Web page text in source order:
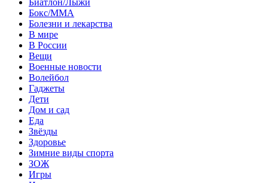
Бокс/MMA
Болезни и лекарства
В мире
В России
Вещи
Военные новости
Волейбол
Гаджеты
Дети
Дом и сад
Еда
Звёзды
Здоровье
Зимние виды спорта
ЗОЖ
Игры